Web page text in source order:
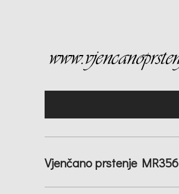
Vjenčano prstenje MR356